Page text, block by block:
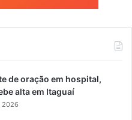
de oração em hospital,
alta em Itaguaí
2026